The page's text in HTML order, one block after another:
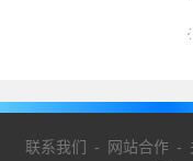
联系我们 - 网站合作-